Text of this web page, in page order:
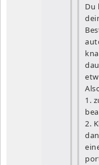
Du
1.
2.